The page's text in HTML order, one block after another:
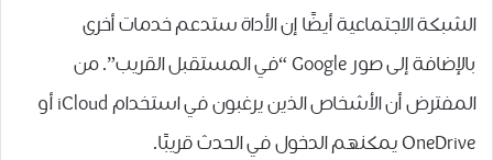
الشبكة الاجتماعية أيضًا إن الأداة ستدعم خدمات أخرى
بالإضافة إلى صور Google “في المستقبل القريب”. من
المفترض أن الأشخاص الذين يرغبون في استخدام iCloud أو
OneDrive يمكنهم الدخول في الحدث قريبًا.